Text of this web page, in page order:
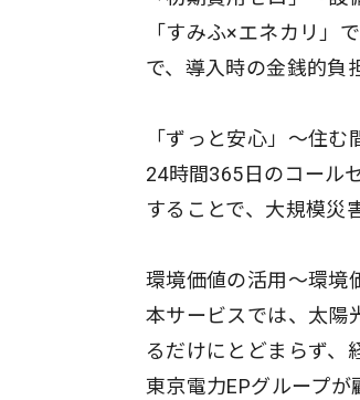
「すみふ×エネカリ」
で、導入時の金銭的負
「ずっと安心」～住
24時間365日のコール
することで、大規模災
環境価値の活用～環境
本サービスでは、太陽
るだけにとどまらず、
東京電力EPグループ